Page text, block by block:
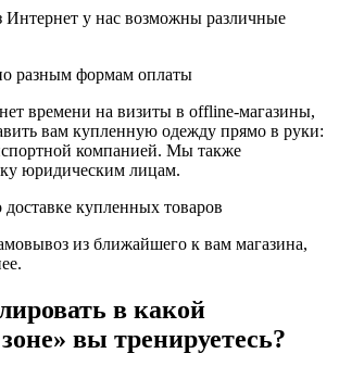
Интернет у нас возможны различные
разным формам оплаты
времени на визиты в offline-магазины,
вам купленную одежду прямо в руки:
компанией. Мы также
юридическим лицам.
купленных товаров
из ближайшего к вам магазина,
в какой
вы тренируетесь?